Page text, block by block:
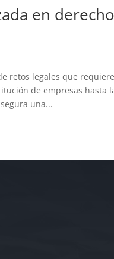
en
retos legales que
de empresas
una...